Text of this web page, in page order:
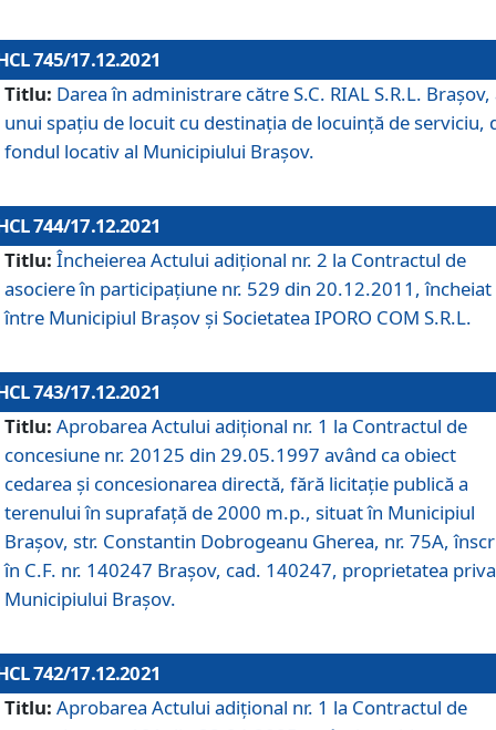
745/17.12.2021
Titlu: Darea în administrare către S.C. RIAL S.R.L. Brașov,
unui spațiu de locuit cu destinația de locuință de serviciu,
fondul locativ al Municipiului Brașov.
744/17.12.2021
Titlu: Încheierea Actului adițional nr. 2 la Contractul de
asociere în participațiune nr. 529 din 20.12.2011, încheiat
între Municipiul Brașov și Societatea IPORO COM S.R.L.
743/17.12.2021
Titlu: Aprobarea Actului adiţional nr. 1 la Contractul de
concesiune nr. 20125 din 29.05.1997 având ca obiect
cedarea și concesionarea directă, fără licitație publică a
terenului în suprafață de 2000 m.p., situat în Municipiul
Brașov, str. Constantin Dobrogeanu Gherea, nr. 75A,
în C.F. nr. 140247 Brașov, cad. 140247, proprietatea
Municipiului Brașov.
742/17.12.2021
Titlu: Aprobarea Actului adiţional nr. 1 la Contractul de